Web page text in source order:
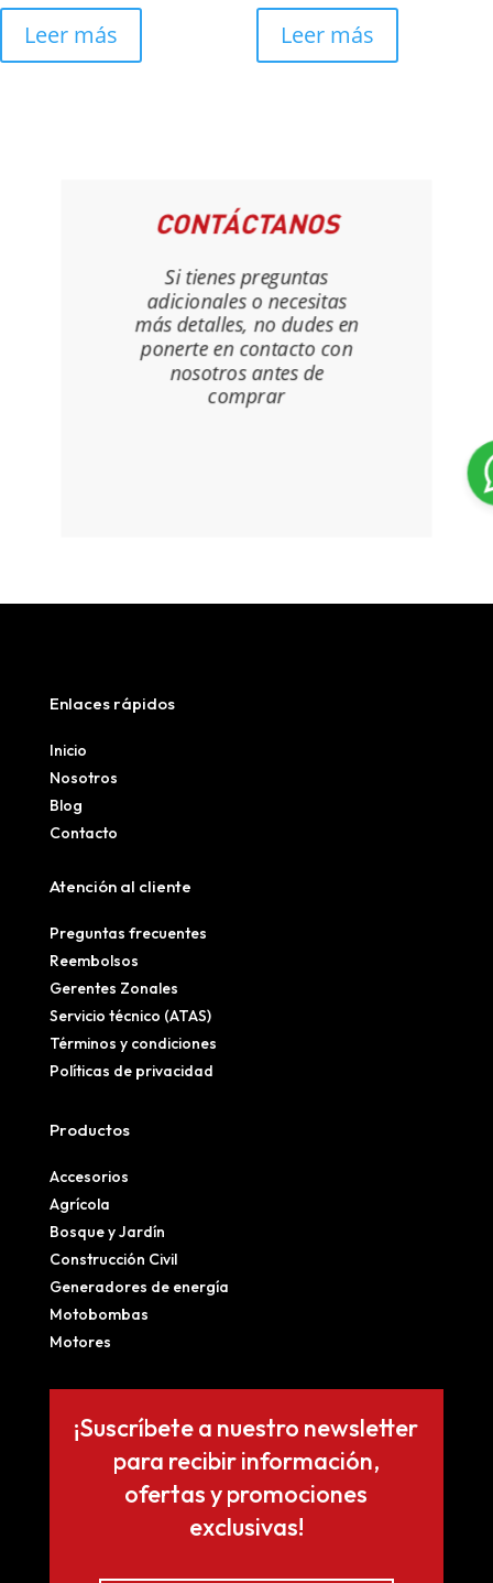
Leer más Leer más
CONTÁCTANOS
Si tienes preguntas
adicionales o necesitas
más detalles, no dudes en
ponerte en contacto con
nosotros antes de
comprar
Enlaces rápidos
Inicio
Nosotros
Blog
Contacto
Atención al cliente
Preguntas frecuentes
Reembolsos
Gerentes Zonales
Servicio técnico (ATAS)
Términos y condiciones
Políticas de privacidad
Productos
Accesorios
Agrícola
Bosque y Jardín
Construcción Civil
Generadores de energía
Motobombas
Motores
¡Suscríbete a nuestro newsletter
para recibir información,
ofertas y promociones
exclusivas!